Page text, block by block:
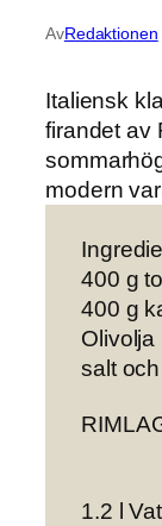
AvRedaktionen
Italiensk
firandet av
modern
400 g
400 g
Olivolja
salt
1.2 l